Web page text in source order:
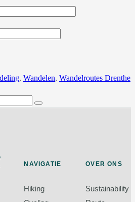
, Wandelen, Wandelroutes Drenthe
NAVIGATIE
Hiking
OVER ONS
Sustainability